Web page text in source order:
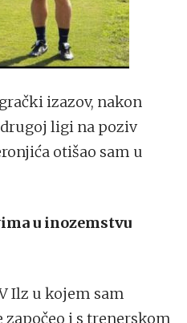
izazov, nakon
drugoj ligi na poziv
otišao sam u
u inozemstvu
Ilz u kojem sam
i s trenerskom